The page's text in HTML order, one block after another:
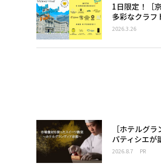
1日限定！［
多彩なクラフ
2026.3.26
［ホテルグ
パティシエが
2026.8.7 PR